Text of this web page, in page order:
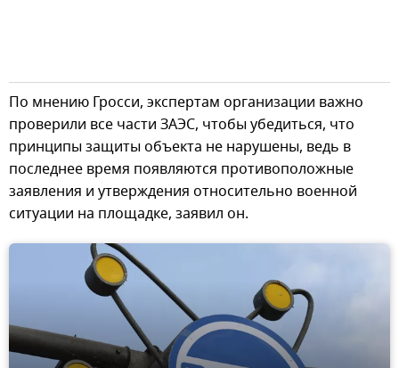
По мнению Гросси, экспертам организации важно
проверили все части ЗАЭС, чтобы убедиться, что
принципы защиты объекта не нарушены, ведь в
последнее время появляются противоположные
заявления и утверждения относительно военной
ситуации на площадке, заявил он.